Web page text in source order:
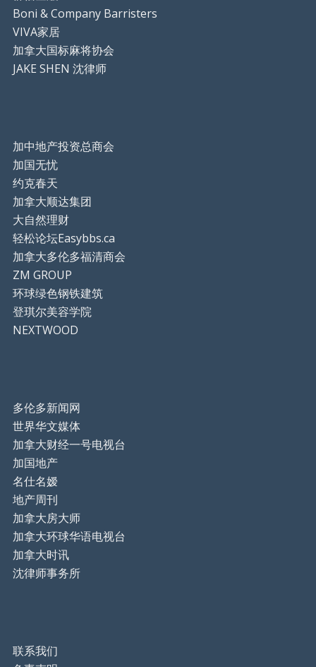
Boni & Company Barristers
VIVA家居
加拿大国标麻将协会
JAKE SHEN 沈律师
加中地产投资总商会
加国无忧
约克春天
加拿大顺达集团
大自然理财
轻松论坛Easybbs.ca
加拿大多伦多福清商会
ZM GROUP
环球绿色钢铁建筑
登琪尔美容学院
NEXTWOOD
多伦多新闻网
世界华文媒体
加拿大财经一号电视台
加国地产
名仕名嫒
地产周刊
加拿大房大师
加拿大环球华语电视台
加拿大时讯
沈律师事务所
联系我们